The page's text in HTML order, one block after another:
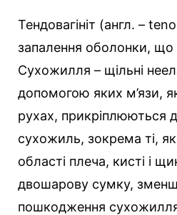
Тендовагініт (англ. –
запалення оболонки,
Сухожилля – щільні
допомогою яких м’язи,
рухах, прикріплюються
сухожиль, зокрема ті,
області плеча, кисті і
двошарову сумку,
пошкодження